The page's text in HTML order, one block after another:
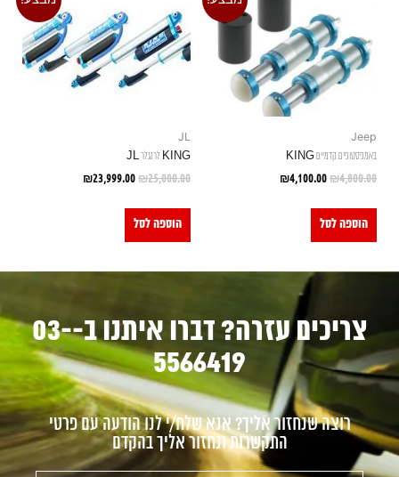
Jeep
באמפסטופים קדמיים KING
₪4,800.00
₪4,100.00
הוספה לסל
JL
KING לרנגלר JL
₪25,000.00
₪23,999.00
הוספה לסל
צריכים עזרה? דברו איתנו ב-03-
5566419
רוצה שנחזור אליך? אנא שלח/י לנו הודעה עם פרטי
התקשרות ונחזור אליך בהקדם